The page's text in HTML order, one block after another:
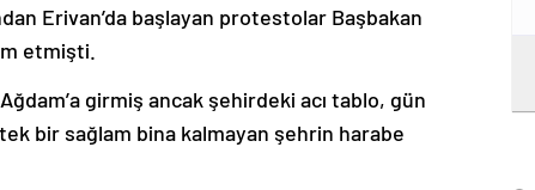
Erivan’da başlayan protestolar Başbakan
etmişti.
girmiş ancak şehirdeki acı tablo, gün
tek bir sağlam bina kalmayan şehrin harabe